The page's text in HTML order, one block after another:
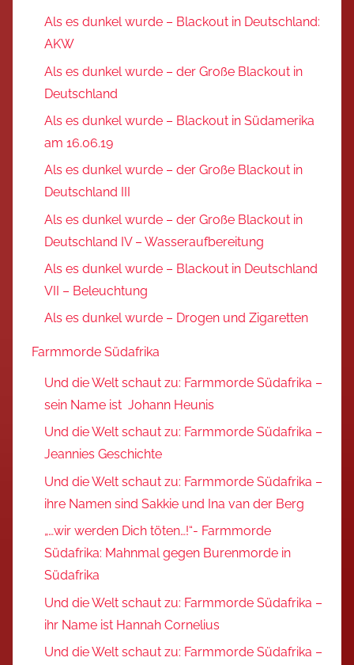
Als es dunkel wurde – Blackout in Deutschland:
AKW
Als es dunkel wurde – der Große Blackout in
Deutschland
Als es dunkel wurde – Blackout in Südamerika
am 16.06.19
Als es dunkel wurde – der Große Blackout in
Deutschland III
Als es dunkel wurde – der Große Blackout in
Deutschland IV – Wasseraufbereitung
Als es dunkel wurde – Blackout in Deutschland
VII – Beleuchtung
Als es dunkel wurde – Drogen und Zigaretten
Farmmorde Südafrika
Und die Welt schaut zu: Farmmorde Südafrika –
sein Name ist Johann Heunis
Und die Welt schaut zu: Farmmorde Südafrika –
Jeannies Geschichte
Und die Welt schaut zu: Farmmorde Südafrika –
ihre Namen sind Sakkie und Ina van der Berg
„…wir werden Dich töten…!“- Farmmorde
Südafrika: Mahnmal gegen Burenmorde in
Südafrika
Und die Welt schaut zu: Farmmorde Südafrika –
ihr Name ist Hannah Cornelius
Und die Welt schaut zu: Farmmorde Südafrika –